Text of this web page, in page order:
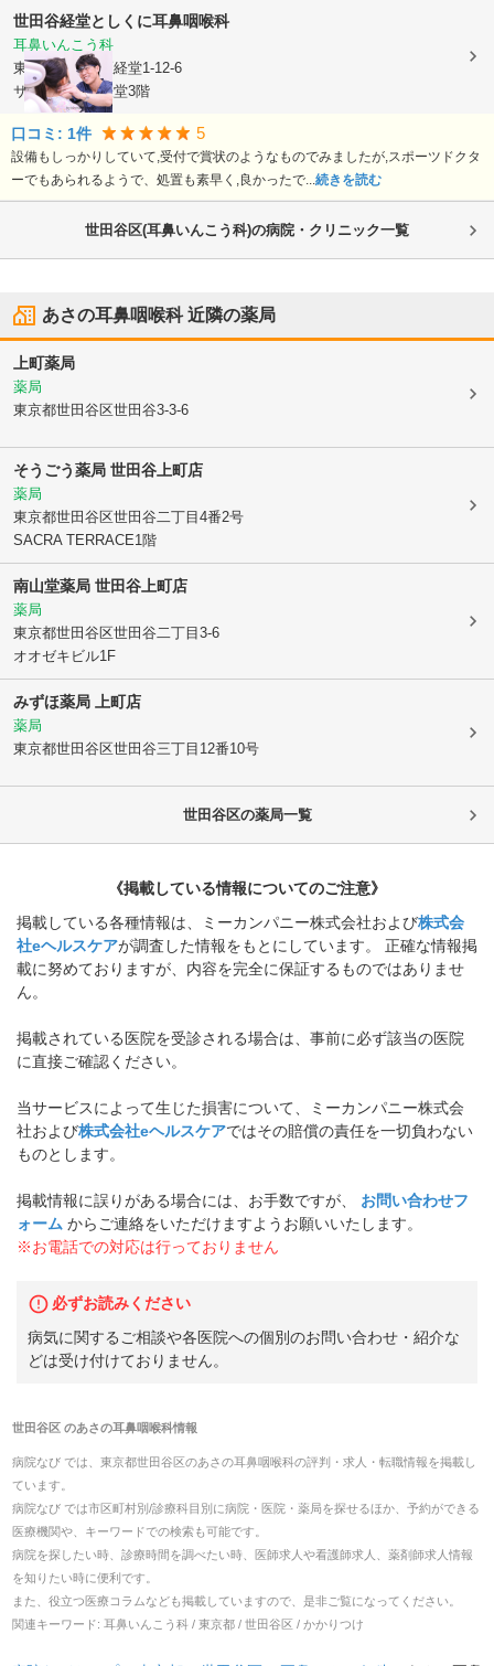
世田谷経堂としくに耳鼻咽喉科
耳鼻いんこう科
東京都世田谷区 経堂1-12-6
サザンヒルズ経堂3階
口コミ: 1件 5
設備もしっかりしていて,受付で賞状のようなものでみましたが,スポーツドクタ
ーでもあられるようで、処置も素早く,良かったで... 続きを読む
世田谷区(耳鼻いんこう科)の病院・クリニック一覧
あさの耳鼻咽喉科近隣の薬局
上町薬局
薬局
東京都世田谷区世田谷3-3-6
そうごう薬局 世田谷上町店
薬局
東京都世田谷区世田谷二丁目4番2号
SACRA TERRACE1階
南山堂薬局 世田谷上町店
薬局
東京都世田谷区世田谷二丁目3-6
オオゼキビル1F
みずほ薬局 上町店
薬局
東京都世田谷区世田谷三丁目12番10号
世田谷区の薬局一覧
《掲載している情報についてのご注意》
掲載している各種情報は、ミーカンパニー株式会社および株式会
社eヘルスケアが調査した情報をもとにしています。 正確な情報掲
載に努めておりますが、内容を完全に保証するものではありませ
ん。
掲載されている医院を受診される場合は、事前に必ず該当の医院
に直接ご確認ください。
当サービスによって生じた損害について、ミーカンパニー株式会
社および株式会社eヘルスケアではその賠償の責任を一切負わない
ものとします。
掲載情報に誤りがある場合には、お手数ですが、
お問い合わせフ
ォーム からご連絡をいただけますようお願いいたします。
※お電話での対応は行っておりません
必ずお読みください
病気に関するご相談や各医院への個別のお問い合わせ・紹介な
どは受け付けておりません。
世田谷区のあさの耳鼻咽喉科情報
病院なび では、 東京都世田谷区のあさの耳鼻咽喉科の評判・求人・転職情報を掲載し
ています。
病院なび では市区町村別/診療科目別に病院・医院・薬局を探せるほか、予約ができる
医療機関や、キーワードでの検索も可能です。
病院を探したい時、診療時間を調べたい時、医師求人や看護師求人、薬剤師求人情報
を知りたい時に便利です。
また、役立つ医療コラムなども掲載していますので、是非ご覧になってください。
関連キーワード: 耳鼻いんこう科 / 東京都 / 世田谷区 / かかりつけ